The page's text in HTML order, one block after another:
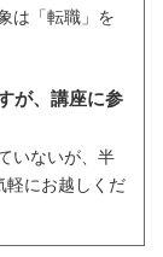
は「転職」を
が、講座に参
いないが、半
軽にお越しくだ